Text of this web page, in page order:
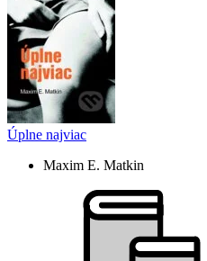
Úplne najviac
Maxim E. Matkin